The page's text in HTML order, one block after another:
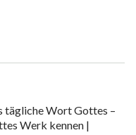
kommen.
angenommen
sie sind unfähig, ihr
hinzugeben,
für Gott
auf die großen
tägliche Wort Gottes –
Werk kennen |